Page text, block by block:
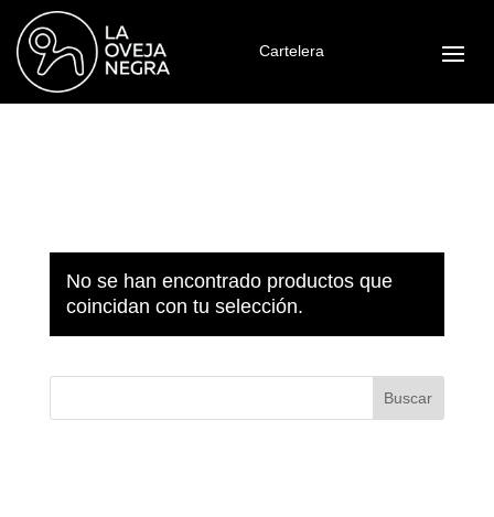
Cartelera
No se han encontrado productos que
coincidan con tu selección.